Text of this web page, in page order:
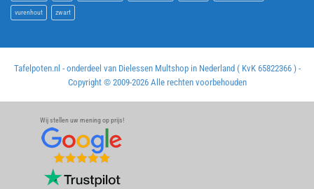
vurenhout zwart
Tafelpoten.nl - onderdeel van Dielessen Multshop in Nederland ( KvK 65822366 ) -
Copyright © 2009-2026 Alle rechten voorbehouden
Wij stellen uw mening op prijs!